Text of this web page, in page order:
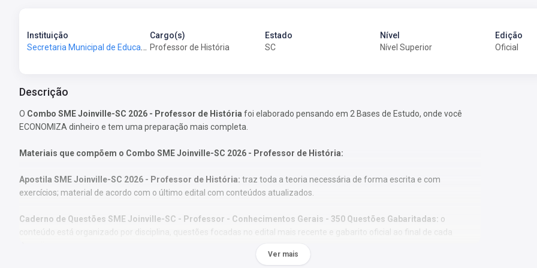
Instituição
Secretaria Municipal de Educação de Joinville-SC - SME Joinville-SC
Cargo(s)
Professor de História
Estado
SC
Nível
Nível Superior
Edição
Oficial
Descrição
O Combo SME Joinville-SC 2026 - Professor de História foi elaborado pensando em 2 Bases de Estudo, onde você
ECONOMIZA dinheiro e tem uma preparação mais completa.
Materiais que compõem o Combo SME Joinville-SC 2026 - Professor de História:
Apostila SME Joinville-SC 2026 - Professor de História: traz toda a teoria necessária de forma escrita e com
exercícios; material de acordo com o último edital com conteúdos atualizados.
Caderno de Questões SME Joinville-SC - Professor - Conhecimentos Gerais - 350 Questões Gabaritadas: o
conteúdo está organizado por disciplina, questões focadas no edital mais recente e gabarito oficial ao final de cada
Ver mais